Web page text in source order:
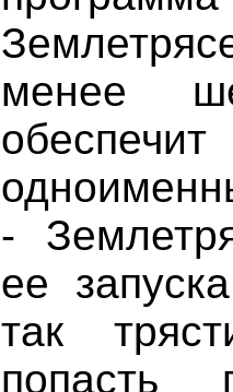
менее
-
ее
так
попасть